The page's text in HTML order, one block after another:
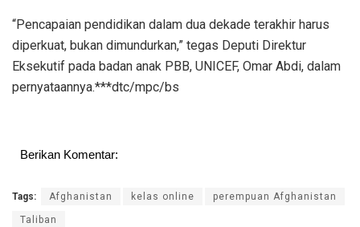
“Pencapaian pendidikan dalam dua dekade terakhir harus
diperkuat, bukan dimundurkan,” tegas Deputi Direktur
Eksekutif pada badan anak PBB, UNICEF, Omar Abdi, dalam
pernyataannya.***dtc/mpc/bs
Berikan Komentar:
Tags: Afghanistan kelas online perempuan Afghanistan
Taliban